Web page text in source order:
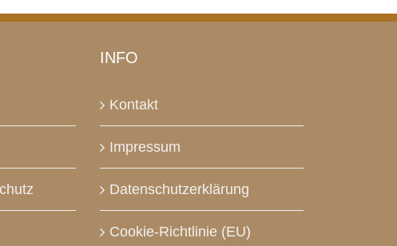
INFO
Kontakt
Impressum
Datenschutzerklärung
Cookie-Richtlinie (EU)